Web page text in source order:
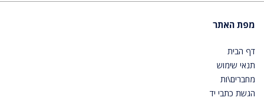
מפת האתר
דף הבית
תנאי שימוש
מחברים\ות
הגשת כתבי יד